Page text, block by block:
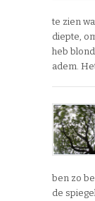
te zien
diepte,
heb
adem.
ben zo
de